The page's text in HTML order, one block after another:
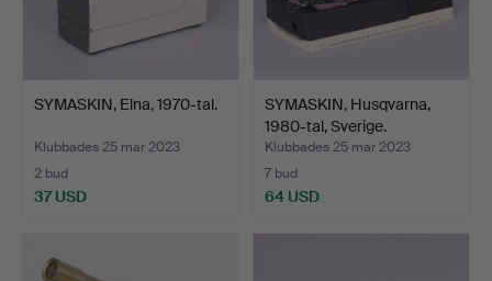
SYMASKIN, Elna, 1970-tal.
Klubbades 25 mar 2023
2 bud
37 USD
SYMASKIN, Husqvarna,
1980-tal, Sverige.
Klubbades 25 mar 2023
7 bud
64 USD